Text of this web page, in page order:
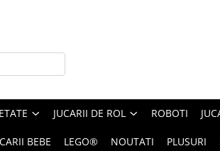
JUCARII DE ROL ROBOTI
BEBE LEGO® NOUTATI PLUSURI